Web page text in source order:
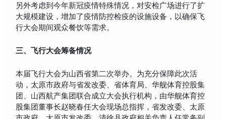
另外考虑到今年新冠疫情特殊情况，对安检广场进行了扩
大规模建设，增加了疫情防控检疫的设施设备，以确保飞
行大会期间观众餐饮等需求。
三、飞行大会筹备情况
本届飞行大会为山西省第二次举办。为充分保障此次活
动，太原市政府与省发改委、省体育局、华舰体育控股集
团、山西航产集团联合成立大会执行机构，由华舰体育控
股集团董事长赵晓春任大会现场总指挥，省发改委、太原